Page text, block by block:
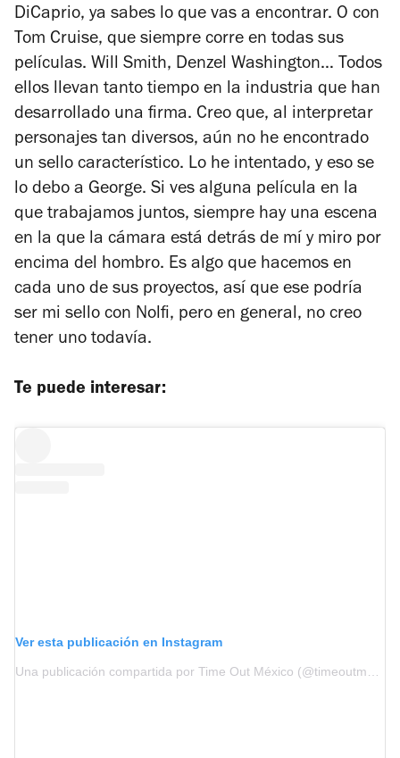
DiCaprio, ya sabes lo que vas a encontrar. O con
Tom Cruise, que siempre corre en todas sus
películas. Will Smith, Denzel Washington… Todos
ellos llevan tanto tiempo en la industria que han
desarrollado una firma. Creo que, al interpretar
personajes tan diversos, aún no he encontrado
un sello característico. Lo he intentado, y eso se
lo debo a George. Si ves alguna película en la
que trabajamos juntos, siempre hay una escena
en la que la cámara está detrás de mí y miro por
encima del hombro. Es algo que hacemos en
cada uno de sus proyectos, así que ese podría
ser mi sello con Nolfi, pero en general, no creo
tener uno todavía.
Te puede interesar:
Ver esta publicación en Instagram